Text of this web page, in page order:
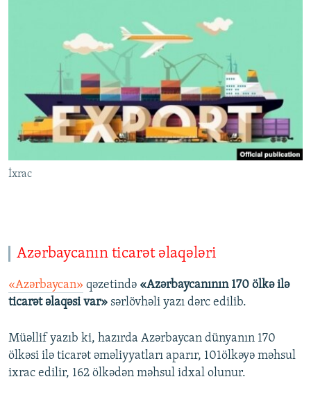
İxrac
Azərbaycanın ticarət əlaqələri
«Azərbaycan» qəzetində «Azərbaycanının 170 ölkə ilə
ticarət əlaqəsi var» sərlövhəli yazı dərc edilib.
Müəllif yazıb ki, hazırda Azərbaycan dünyanın 170
ölkəsi ilə ticarət əməliyyatları aparır, 101ölkəyə məhsul
ixrac edilir, 162 ölkədən məhsul idxal olunur.